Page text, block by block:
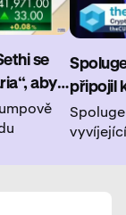
se
aby
připojil
Series,